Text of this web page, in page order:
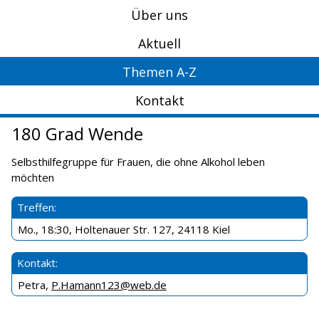
Über uns
Aktuell
Themen A-Z
Kontakt
180 Grad Wende
Selbsthilfegruppe für Frauen, die ohne Alkohol leben
möchten
Treffen:
Mo., 18:30, Holtenauer Str. 127, 24118 Kiel
Kontakt:
Petra, P.Hamann123@web.de